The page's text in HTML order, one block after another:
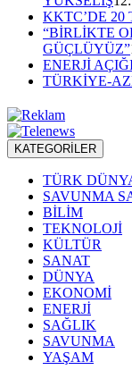
KKTC’DE 20
“BİRLİKTE
GÜÇLÜYÜZ”
ENERJİ
TÜRKİYE-
KATEGORİLER
TÜRK
SAVUNMA
BİLİM
TEKNOLOJİ
KÜLTÜR
SANAT
DÜNYA
EKONOMİ
ENERJİ
SAĞLIK
SAVUNMA
YAŞAM